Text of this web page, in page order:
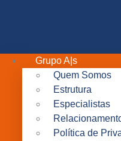
Grupo A|s
Quem Somos
Estrutura
Especialistas
Política de